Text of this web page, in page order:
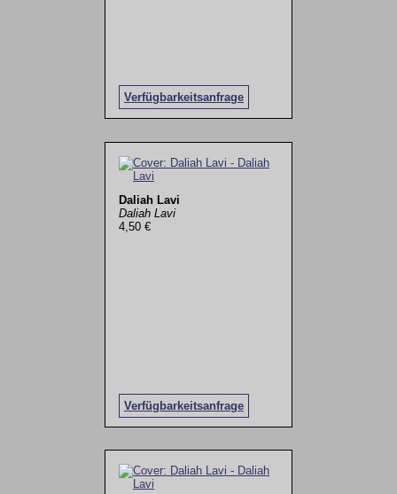
Verfügbarkeitsanfrage
Daliah Lavi
Daliah Lavi
4,50 €
Verfügbarkeitsanfrage